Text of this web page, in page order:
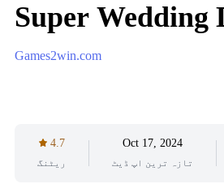
Super Wedding
Games2win.com
4.7
ریٹنگ
Oct 17, 2024
تازہ ترین اپ ڈیٹ